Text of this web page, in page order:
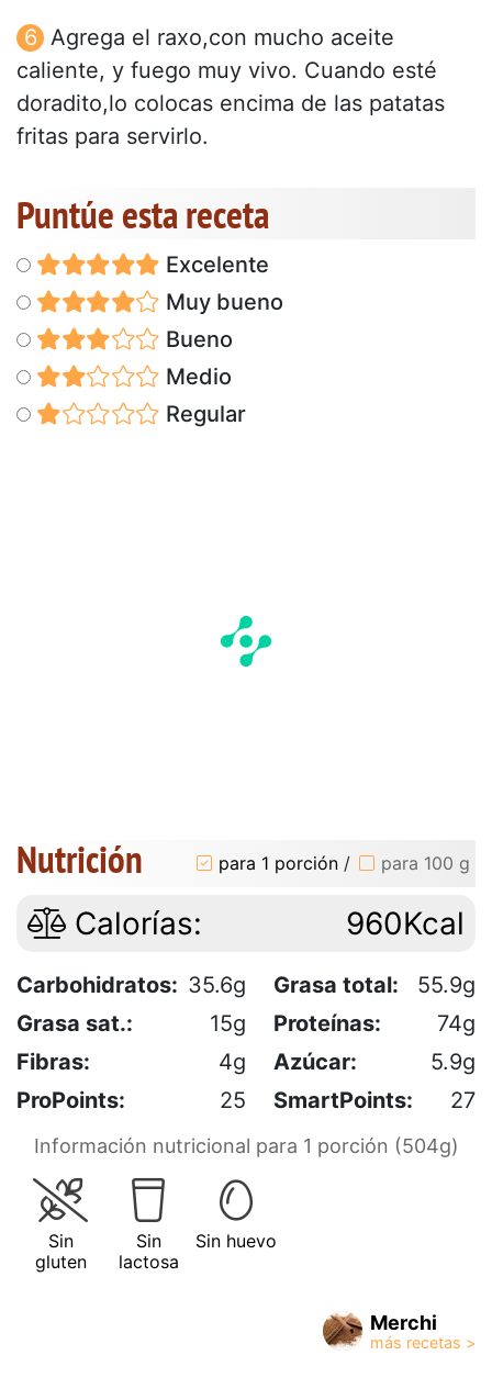
Agrega el raxo,con mucho aceite
caliente, y fuego muy vivo. Cuando esté
doradito,lo colocas encima de las patatas
fritas para servirlo.
Puntúe esta receta
Excelente
Muy bueno
Bueno
Medio
Regular
Nutrición para 1 porción / para 100 g
Calorías: 960Kcal
Carbohidratos: 35.6g Grasa total:
55.9g
Grasa sat.:
15g Proteínas:
74g
Fibras:
4g Azúcar:
5.9g
ProPoints:
25 SmartPoints: 27
Información nutricional para 1 porción (504g)
Sin
gluten
Sin
lactosa
Sin huevo
Merchi